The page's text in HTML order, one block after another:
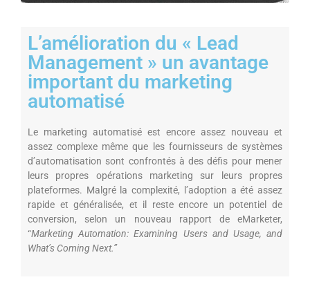
L’amélioration du « Lead
Management » un avantage
important du marketing
automatisé
Le marketing automatisé est encore assez nouveau et
assez complexe même que les fournisseurs de systèmes
d’automatisation sont confrontés à des défis pour mener
leurs propres opérations marketing sur leurs propres
plateformes. Malgré la complexité, l’adoption a été assez
rapide et généralisée, et il reste encore un potentiel de
conversion, selon un nouveau rapport de eMarketer,
“Marketing Automation: Examining Users and Usage, and
What’s Coming Next.”